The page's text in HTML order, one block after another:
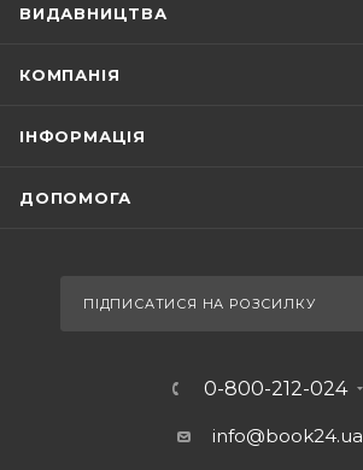
ВИДАВНИЦТВА
КОМПАНІЯ
ІНФОРМАЦІЯ
ДОПОМОГА
ПІДПИСАТИСЯ НА РОЗСИЛКУ
0-800-212-024
info@book24.ua